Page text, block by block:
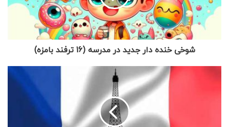
شوخی خنده دار جدید در مدرسه (16 ترفند بامزه)